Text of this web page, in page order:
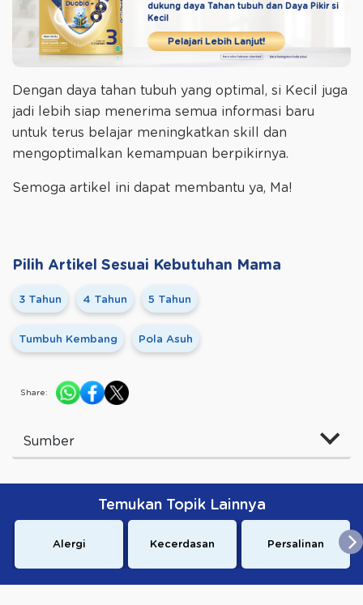
dukung daya Tahan tubuh dan Daya Pikir si
Kecil
Pelajari Lebih Lanjut!
Dengan daya tahan tubuh yang optimal, si Kecil juga
jadi lebih siap menerima semua informasi baru
untuk terus belajar meningkatkan skill dan
mengoptimalkan kemampuan berpikirnya.
Semoga artikel ini dapat membantu ya, Ma!
Pilih Artikel Sesuai Kebutuhan Mama
3 Tahun 4 Tahun 5 Tahun
Tumbuh Kembang Pola Asuh
Share:
Sumber
Temukan Topik Lainnya
Alergi Kecerdasan Persalinan